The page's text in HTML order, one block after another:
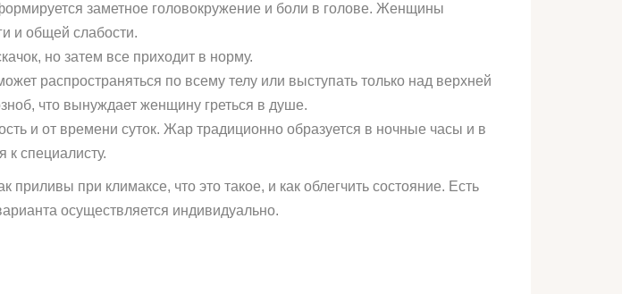
заметное головокружение и боли в голове. Женщины
и общей слабости.
но затем все приходит в норму.
распространяться по всему телу или выступать только над верхней
что вынуждает женщину греться в душе.
и от времени суток. Жар традиционно образуется в ночные часы и в
к специалисту.
при климаксе, что это такое, и как облегчить состояние. Есть
осуществляется индивидуально.